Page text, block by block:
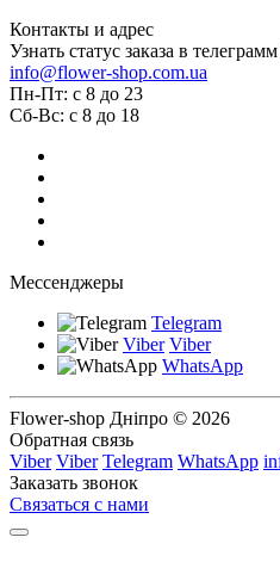
Контакты и адрес
Узнать статус заказа в
info@flower-shop.com.ua
Пн-Пт: с 8 до 23
Сб-Вс: с 8 до 18
Мессенджеры
Telegram
Viber Viber
WhatsApp
Flower-shop Дніпро © 2026
Обратная связь
Viber Viber Telegram WhatsApp
Заказать звонок
Связаться с нами